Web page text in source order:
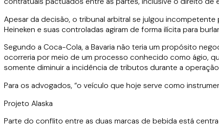
Apesar da decisão, o tribunal arbitral se julgou
Heineken e suas controladas agiram de forma ilícita para
Segundo a Coca-Cola, a Bavaria não teria um propósito
ocorreria por meio de um processo conhecido como ágio,
somente diminuir a incidência de tributos durante a
Para os advogados, “o veículo que hoje serve como
Projeto Alaska
Parte do conflito entre as duas marcas de bebida está